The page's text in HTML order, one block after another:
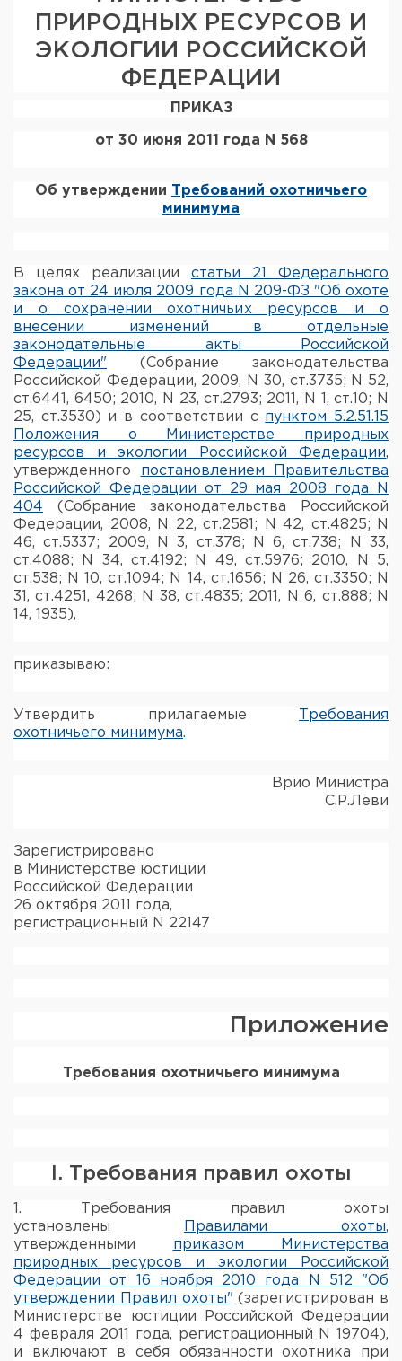
Элементы питания и зарядные
устройства
Охотничье снаряжение
Туристическое снаряжение
Опоры и станки для оружия
Термосы, термосумки, бутылки
Мишени
Фальшпатроны
Холодная пристрелка оружия
Оружейные шкафы и сейфы
Чехлы и кейсы
Релоадинг
Сигнальные средства
Комплекты
ПРИРОДНЫХ РЕСУРСОВ И
ЭКОЛОГИИ РОССИЙСКОЙ
ФЕДЕРАЦИИ
ПРИКАЗ
от 30 июня 2011 года N 568
Об утверждении Требований охотничьего
минимума
В целях реализации статьи 21 Федерального
закона от 24 июля 2009 года N 209-ФЗ "Об охоте
и о сохранении охотничьих ресурсов и о
внесении изменений в отдельные
законодательные акты Российской
Федерации" (Собрание законодательства
Российской Федерации, 2009, N 30, ст.3735; N 52,
ст.6441, 6450; 2010, N 23, ст.2793; 2011, N 1, ст.10; N
25, ст.3530) и в соответствии с пунктом 5.2.51.15
Положения о Министерстве природных
ресурсов и экологии Российской Федерации,
утвержденного постановлением Правительства
Российской Федерации от 29 мая 2008 года N
404 (Собрание законодательства Российской
Федерации, 2008, N 22, ст.2581; N 42, ст.4825; N
46, ст.5337; 2009, N 3, ст.378; N 6, ст.738; N 33,
ст.4088; N 34, ст.4192; N 49, ст.5976; 2010, N 5,
ст.538; N 10, ст.1094; N 14, ст.1656; N 26, ст.3350; N
31, ст.4251, 4268; N 38, ст.4835; 2011, N 6, ст.888; N
14, 1935),
приказываю:
Утвердить прилагаемые
Требования
охотничьего минимума.
Врио Министра
С.Р.Леви
Зарегистрировано
в Министерстве юстиции
Российской Федерации
26 октября 2011 года,
регистрационный N 22147
Приложение
Требования охотничьего минимума
I. Требования правил охоты
1. Требования правил охоты
установлены
Правилами охоты,
утвержденными приказом Министерства
природных ресурсов и экологии Российской
Федерации от 16 ноября 2010 года N 512 "Об
утверждении Правил охоты" (зарегистрирован в
Министерстве юстиции Российской Федерации
4 февраля 2011 года, регистрационный N 19704),
и включают в себя обязанности охотника при